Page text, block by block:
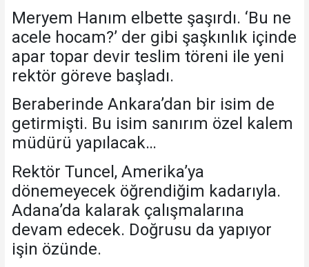
Meryem Hanım elbette şaşırdı. ‘Bu ne
acele hocam?’ der gibi şaşkınlık içinde
apar topar devir teslim töreni ile yeni
rektör göreve başladı.
Beraberinde Ankara’dan bir isim de
getirmişti. Bu isim sanırım özel kalem
müdürü yapılacak…
Rektör Tuncel, Amerika’ya
dönemeyecek öğrendiğim kadarıyla.
Adana’da kalarak çalışmalarına
devam edecek. Doğrusu da yapıyor
işin özünde.